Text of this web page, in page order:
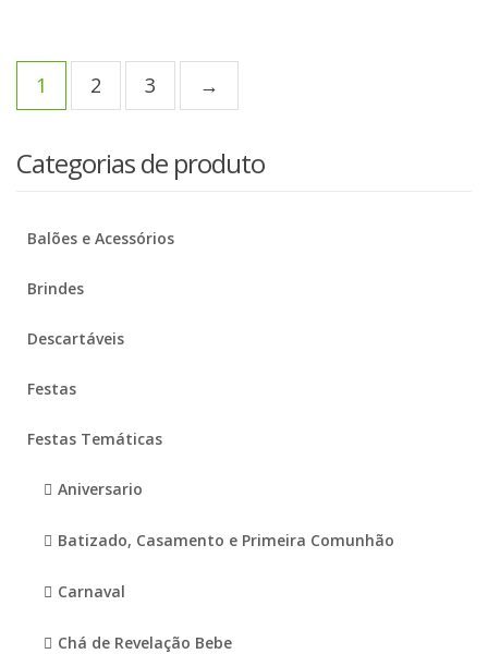
1 2 3 →
Categorias de produto
Balões e Acessórios
Brindes
Descartáveis
Festas
Festas Temáticas
Aniversario
Batizado, Casamento e Primeira Comunhão
Carnaval
Chá de Revelação Bebe